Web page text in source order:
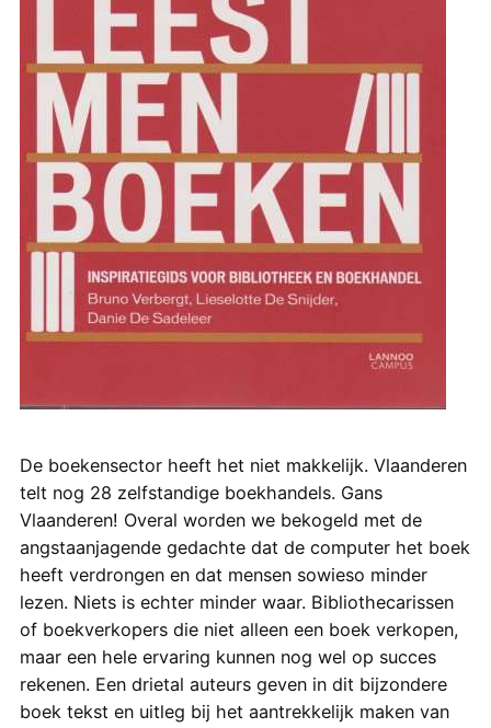
De boekensector heeft het niet makkelijk. Vlaanderen
telt nog 28 zelfstandige boekhandels. Gans
Vlaanderen! Overal worden we bekogeld met de
angstaanjagende gedachte dat de computer het boek
heeft verdrongen en dat mensen sowieso minder
lezen. Niets is echter minder waar. Bibliothecarissen
of boekverkopers die niet alleen een boek verkopen,
maar een hele ervaring kunnen nog wel op succes
rekenen. Een drietal auteurs geven in dit bijzondere
boek tekst en uitleg bij het aantrekkelijk maken van